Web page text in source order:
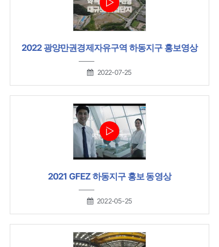
2022 광양만권경제자유구역 하동지구 홍보영상
2022-07-25
2021 GFEZ 하동지구 홍보 동영상
2022-05-25